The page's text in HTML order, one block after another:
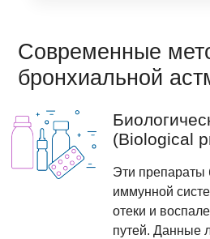
Современные
бронхиальной
(Biological
Эти препараты
иммунной
отеки и
путей. Данные